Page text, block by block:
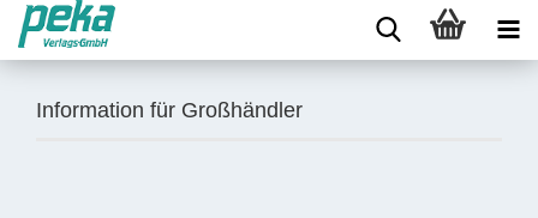
Information für Großhändler